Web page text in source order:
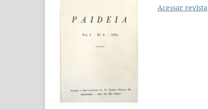
Acessar revista